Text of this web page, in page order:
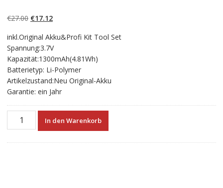
basierend auf
Kundenbewertun
€27.00 Ursprünglicher
war:
€27.00
€17.12Aktueller
ist:
€17.12.
inkl.Original Akku&Profi Kit Tool Set
Spannung:3.7V
Kapazität:1300mAh(4.81Wh)
Batterietyp: Li-Polymer
Artikelzustand:Neu Original-Akku
Garantie: ein Jahr
Akku
In den Warenkorb